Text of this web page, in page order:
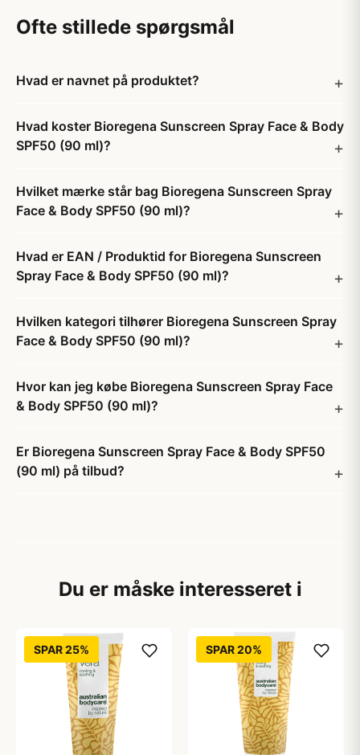
Ofte stillede spørgsmål
Hvad er navnet på produktet?
Hvad koster Bioregena Sunscreen Spray Face & Body
SPF50 (90 ml)?
Hvilket mærke står bag Bioregena Sunscreen Spray
Face & Body SPF50 (90 ml)?
Hvad er EAN / Produktid for Bioregena Sunscreen
Spray Face & Body SPF50 (90 ml)?
Hvilken kategori tilhører Bioregena Sunscreen Spray
Face & Body SPF50 (90 ml)?
Hvor kan jeg købe Bioregena Sunscreen Spray Face
& Body SPF50 (90 ml)?
Er Bioregena Sunscreen Spray Face & Body SPF50
(90 ml) på tilbud?
Du er måske interesseret i
SPAR 25% SPAR 20%